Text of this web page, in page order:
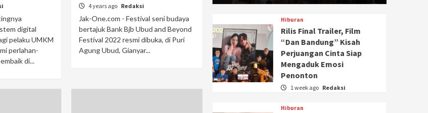
digital
pelaku UMKM
perlahan-
di...
4 years ago Redaksi
Jak-One.com - Festival seni budaya
bertajuk Bank Bjb Ubud and Beyond
Festival 2022 resmi dibuka, di Puri
Agung Ubud, Gianyar...
Hiburan
Rilis Final Trailer, Film
“Dan Bandung” Kisah
Perjuangan Cinta Siap
Mengaduk Emosi
Penonton
1 week ago Redaksi
Hiburan